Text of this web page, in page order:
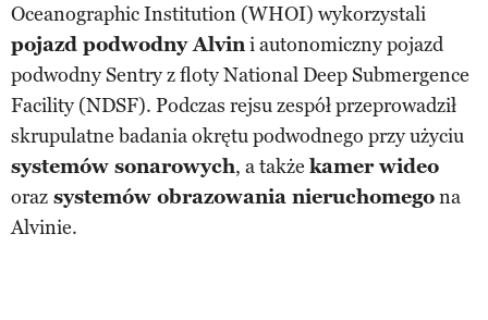
Oceanographic Institution (WHOI) wykorzystali
pojazd podwodny Alvini autonomiczny pojazd
podwodny Sentry z floty National Deep Submergence
Facility (NDSF). Podczas rejsu zespół przeprowadził
skrupulatne badania okrętu podwodnego przy użyciu
systemów sonarowych, a także kamer wideo
oraz systemów obrazowania nieruchomegona
Alvinie.